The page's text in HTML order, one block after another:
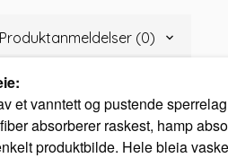
Produktanmeldelser (0)
et vanntett og pustende
absorberer raskest, hamp
produktbilde. Hele bleia